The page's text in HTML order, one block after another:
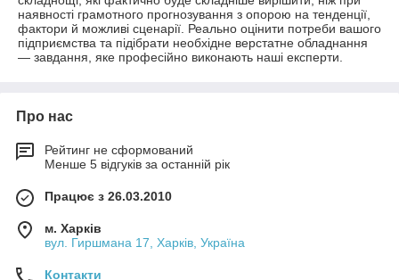
наявності грамотного прогнозування з опорою на тенденції,
фактори й можливі сценарії. Реально оцінити потреби вашого
підприємства та підібрати необхідне верстатне обладнання
— завдання, яке професійно виконають наші експерти.
Про нас
Рейтинг не сформований
Менше 5 відгуків за останній рік
Працює з 26.03.2010
м. Харків
вул. Гиршмана 17, Харків, Україна
Контакти